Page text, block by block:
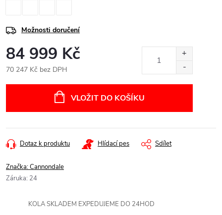
Možnosti doručení
84 999 Kč
70 247 Kč bez DPH
VLOŽIT DO KOŠÍKU
Dotaz k produktu Hlídací pes Sdílet
Značka:Cannondale
Záruka: 24
KOLA SKLADEM EXPEDUJEME DO 24HOD